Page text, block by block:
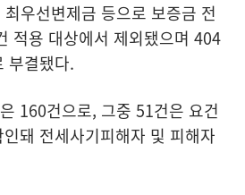
우선변제금 등으로 보증금 전
적용 대상에서 제외됐으며 404
부결됐다.
160건으로, 그중 51건은 요건
돼 전세사기피해자 및 피해자